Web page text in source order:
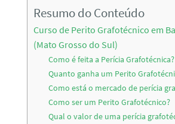
Resumo do Conteúdo
Curso de Perito Grafotécnico em
(Mato Grosso do Sul)
Como é feita a Perícia Grafotécnica?
Quanto ganha um Perito
Como está o mercado de perícia
Como ser um Perito Grafotécnico?
Qual o valor de uma perícia